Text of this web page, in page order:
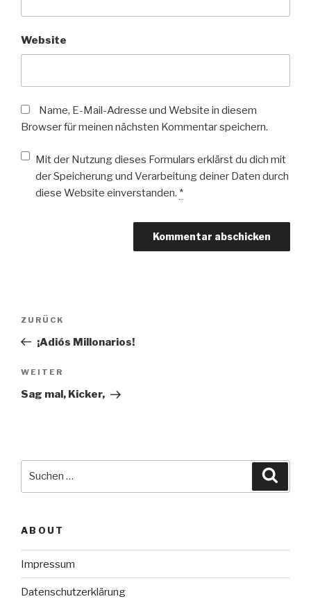
Website
Name, E-Mail-Adresse und Website in diesem
Browser für meinen nächsten Kommentar speichern.
Mit der Nutzung dieses Formulars erklärst du dich mit
der Speicherung und Verarbeitung deiner Daten durch
diese Website einverstanden. *
Beitragsnavigation
Vorheriger
Beitrag
ZURÜCK
¡Adiós Millonarios!
Nächster
Beitrag
WEITER
Sag mal, Kicker,
ABOUT
Impressum
Datenschutzerklärung